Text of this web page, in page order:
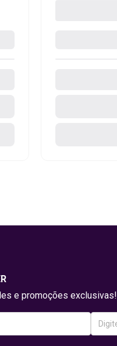
e promoções exclusivas!